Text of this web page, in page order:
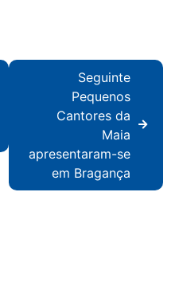
Seguinte
Pequenos
Cantores da
Maia
apresentaram-se
em Bragança